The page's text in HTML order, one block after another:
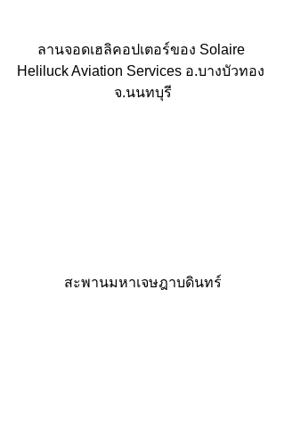
ลานจอดเฮลิคอปเตอร์ของ Solaire
Heliluck Aviation Services อ.บางบัวทอง
จ.นนทบุรี
สะพานมหาเจษฎาบดินทร์